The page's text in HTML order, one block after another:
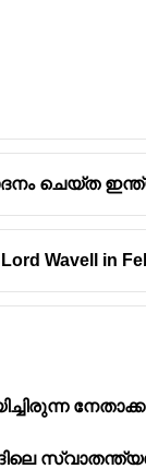
സമരത്തിന്
വി.ഡി.
ചെയ്ത
Wavell in